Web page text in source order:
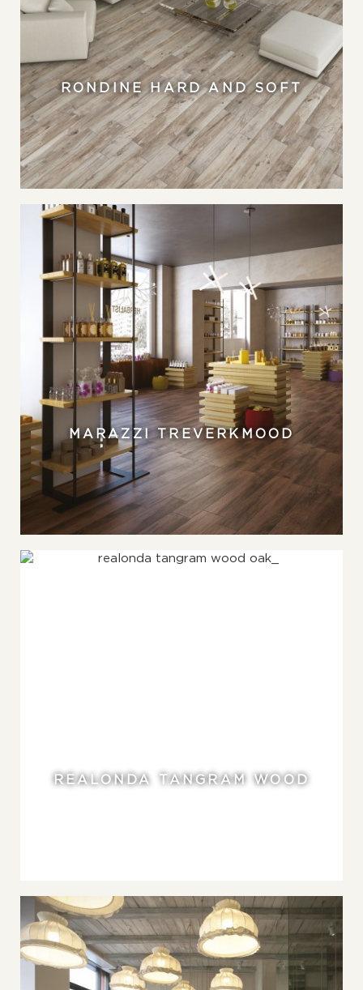
RONDINE HARD AND SOFT
MARAZZI TREVERKMOOD
REALONDA TANGRAM WOOD